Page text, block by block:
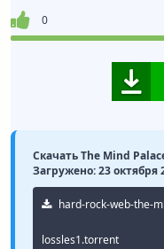
0
Скачать The Mind
Загружено: 23 октября
hard-rock-web-the-
lossles1.torrent